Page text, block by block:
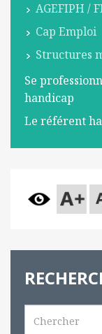
AGEFIPH /
Cap Emploi
Structures
Se
handicap
Le référent